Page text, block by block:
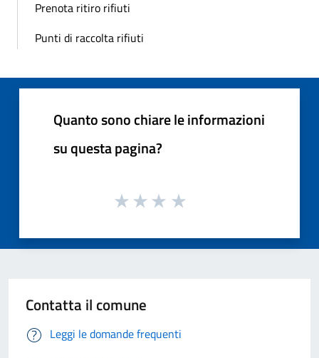
Prenota ritiro rifiuti
Punti di raccolta rifiuti
Quanto sono chiare le informazioni
su questa pagina?
Contatta il comune
Leggi le domande frequenti